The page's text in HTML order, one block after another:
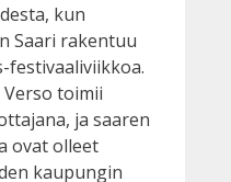
kun
Saari rakentuu
festivaaliviikkoa.
toimii
ja saaren
ovat olleet
kaupungin